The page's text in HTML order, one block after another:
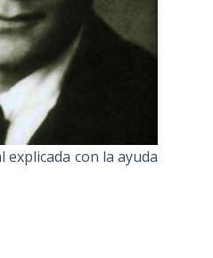
explicada con la ayuda